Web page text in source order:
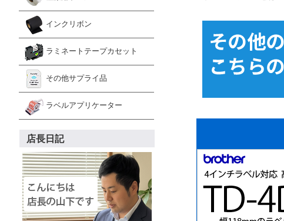
インクリボン
ラミネートテープカセット
その他サプライ品
ラベルアプリケーター
店長日記